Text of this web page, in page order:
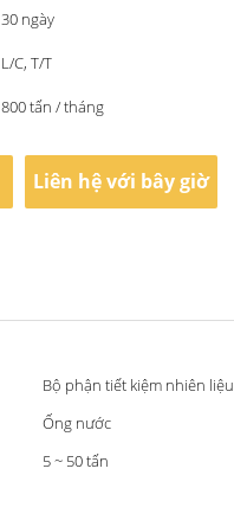
30 ngày
L/C, T/T
800 tấn / tháng
Liên hệ với bây giờ
Bộ phận tiết kiệm nhiên liệu
Ống nước
5 ~ 50 tấn